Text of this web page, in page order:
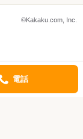
©Kakaku.com, Inc.
電話